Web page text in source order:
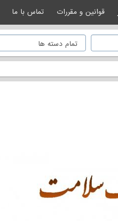
قوانین و مقررات تماس با ما